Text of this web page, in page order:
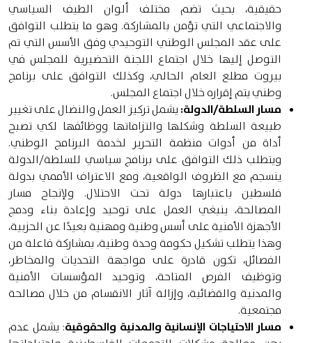
حقيقية، بحيث تضم مختلف ألوان الطيف السياسي
والاجتماعي التي تؤمن بالمشاركة. وهو ما يتطلب التوافق
على عقد المجلس الوطني التوحيدي وفق الأسس التي تم
التوصل إليها خلال اجتماع اللجنة التحضيرية للمجلس في
بيروت مطلع العام الحالي، وكذلك التوافق على برنامج
وطني يتم إقراره خلال اجتماع المجلس.
مسار السلطة/الدولة: يشمل تركيز العمل والنضال على تغيير
طبيعة السلطة وشكلها والتزاماتها ووظائفها لكي تصبح
أداة من أدوات منظمة التحرير لخدمة البرنامج الوطني.
ويتطلب ذلك التوافق على برنامج سياسي للسلطة/الدولة
ينسجم مع الظروف الواقعية، ومع الاعتراف الأممي بدولة
فلسطين باعتبارها دولة تحت الاحتلال. ولإنجاح مسار
المصالحة، ينبغي العمل على توحيد وإعادة بناء ودمج
الأجهزة الأمنية على أسس وطنية ومهنية بعيدًا عن الحزبية،
وهذا يتطلب تشكيل حكومة وحدة وطنية، بمشاركة فاعلة من
الفصائل، تكون قادرة على مواجهة التحديات والمخاطر،
وتوظيف الفرص المتاحة، وتوحيد المؤسسات الأمنية
والمدنية والقضائية، وإزالة آثار الانقسام من خلال مصالحة
مجتمعية.
مسار الاحتياجات الإنسانية والمدنية والحقوقية: يشمل عدم